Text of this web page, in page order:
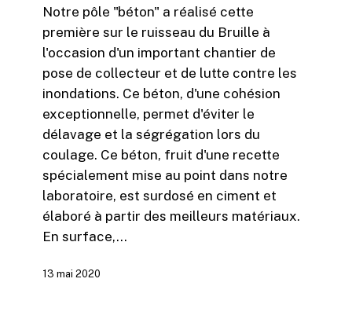
Notre pôle "béton" a réalisé cette
première sur le ruisseau du Bruille à
l'occasion d'un important chantier de
pose de collecteur et de lutte contre les
inondations. Ce béton, d'une cohésion
exceptionnelle, permet d'éviter le
délavage et la ségrégation lors du
coulage. Ce béton, fruit d'une recette
spécialement mise au point dans notre
laboratoire, est surdosé en ciment et
élaboré à partir des meilleurs matériaux.
En surface,…
13 mai 2020